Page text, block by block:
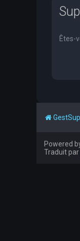
Êtes-
Powered
Traduit par